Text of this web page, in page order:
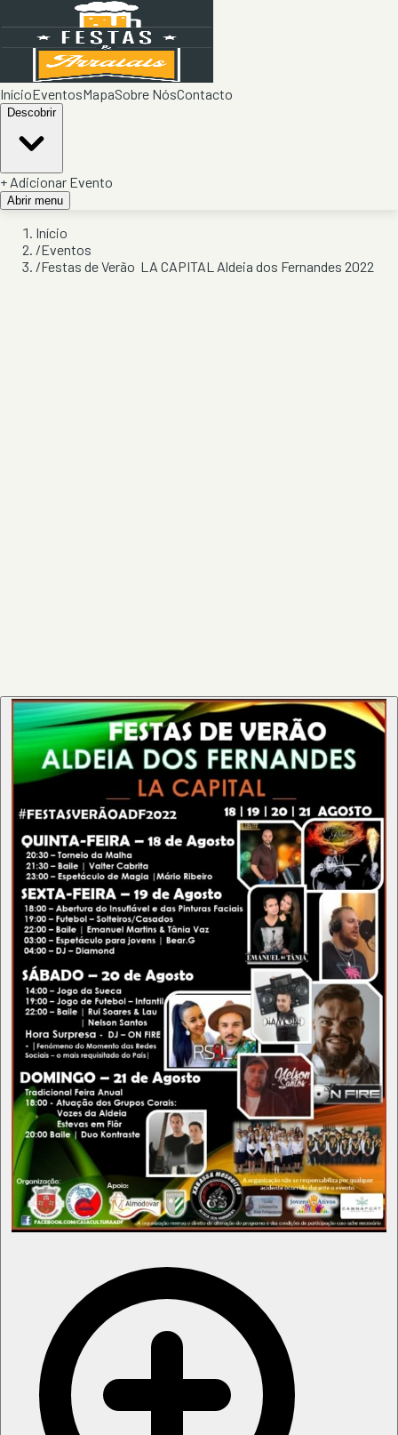
InícioEventosMapaSobre NósContacto
Descobrir
+ Adicionar Evento
Abrir menu
Início
/Eventos
/Festas de Verão LA CAPITAL Aldeia dos Fernandes 2022